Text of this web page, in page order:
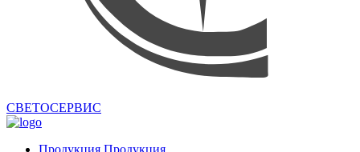
СВЕТОСЕРВИС
Продукция Продукция